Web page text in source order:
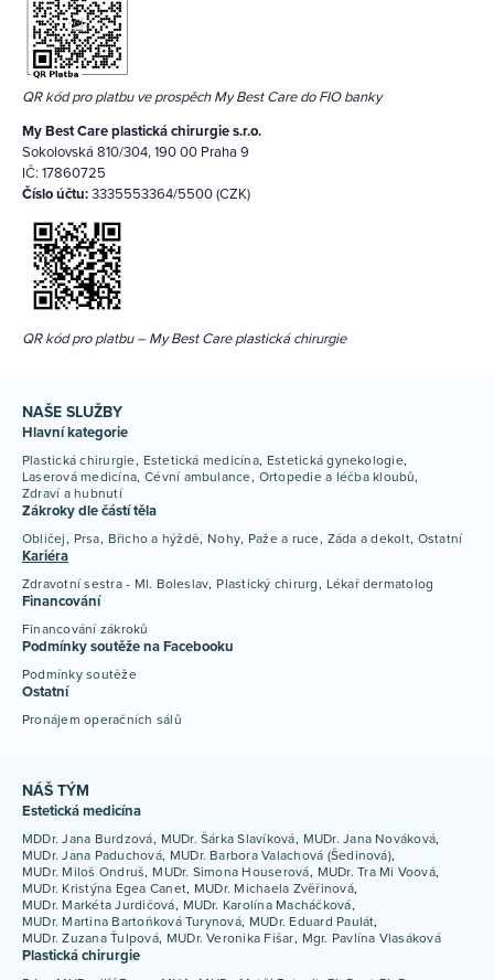
QR kód pro platbu ve prospěch My Best Care do FIO banky
My Best Care plastická chirurgie s.r.o.
Sokolovská 810/304, 190 00 Praha 9
IČ: 17860725
Číslo účtu:3335553364/5500 (CZK)
QR kód pro platbu – My Best Care plastická chirurgie
NAŠE SLUŽBY
Hlavní kategorie
Plastická chirurgie Estetická medicína Estetická gynekologie
Laserová medicína Cévní ambulance Ortopedie a léčba kloubů
Zdraví a hubnutí
Zákroky dle částí těla
Obličej Prsa Břicho a hýždě Nohy Paže a ruce Záda a dekolt Ostatní
Kariéra
Zdravotní sestra - Ml. Boleslav Plastický chirurg Lékař dermatolog
Financování
Financování zákroků
Podmínky soutěže na Facebooku
Podmínky soutěže
Ostatní
Pronájem operačních sálů
NÁŠ TÝM
Estetická medicína
MDDr. Jana Burdzová MUDr. Šárka Slavíková MUDr. Jana Nováková
MUDr. Jana Paduchová MUDr. Barbora Valachová (Šedinová)
MUDr. Miloš Ondruš MUDr. Simona Houserová MUDr. Tra Mi Voová
MUDr. Kristýna Egea Canet MUDr. Michaela Zvěřinová
MUDr. Markéta Jurdičová MUDr. Karolína Macháčková
MUDr. Martina Bartoňková Turynová MUDr. Eduard Paulát
MUDr. Zuzana Ťulpová MUDr. Veronika Fišar Mgr. Pavlína Vlasáková
Plastická chirurgie